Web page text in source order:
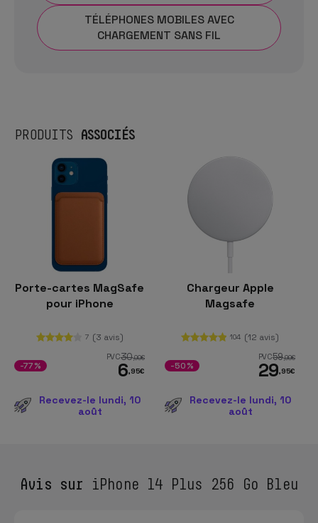
TÉLÉPHONES MOBILES AVEC
CHARGEMENT SANS FIL
PRODUITS ASSOCIÉS
Porte-cartes MagSafe
pour iPhone
7 (3 avis)
PVC30,00€
6,95€
-77%
Recevez-le lundi, 10
août
Chargeur Apple
Magsafe
104 (12 avis)
PVC59,99€
29,95€
-50%
Recevez-le lundi, 10
août
Avis sur iPhone 14 Plus 256 Go Bleu